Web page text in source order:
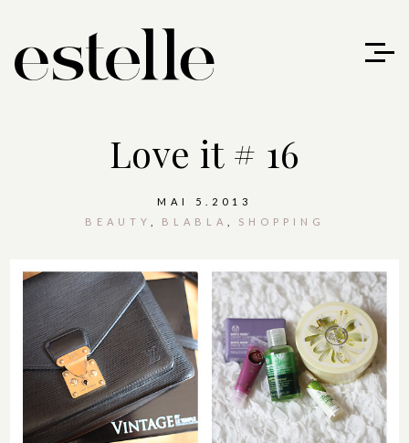
Love it # 16
MAI 5.2013
BEAUTY
BLABLA SHOPPING